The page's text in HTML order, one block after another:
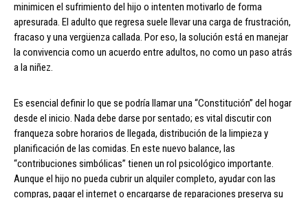
minimicen el sufrimiento del hijo o intenten motivarlo de forma
apresurada. El adulto que regresa suele llevar una carga de frustración,
fracaso y una vergüenza callada. Por eso, la solución está en manejar
la convivencia como un acuerdo entre adultos, no como un paso atrás
a la niñez.
Es esencial definir lo que se podría llamar una “Constitución” del hogar
desde el inicio. Nada debe darse por sentado; es vital discutir con
franqueza sobre horarios de llegada, distribución de la limpieza y
planificación de las comidas. En este nuevo balance, las
“contribuciones simbólicas” tienen un rol psicológico importante.
Aunque el hijo no pueda cubrir un alquiler completo, ayudar con las
compras, pagar el internet o encargarse de reparaciones preserva su